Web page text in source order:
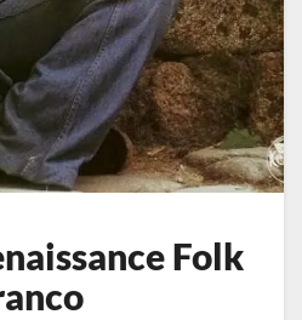
Folk